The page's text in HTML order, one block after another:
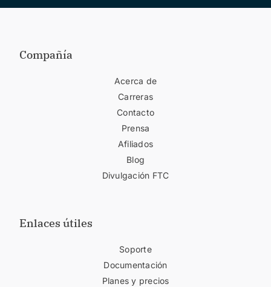
Compañía
Acerca de
Carreras
Contacto
Prensa
Afiliados
Blog
Divulgación FTC
Enlaces útiles
Soporte
Documentación
Planes y precios